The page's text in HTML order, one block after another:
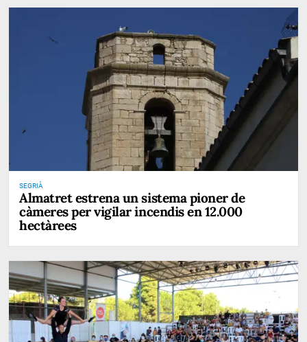
SEGRIÀ
Almatret estrena un sistema pioner de
càmeres per vigilar incendis en 12.000
hectàrees